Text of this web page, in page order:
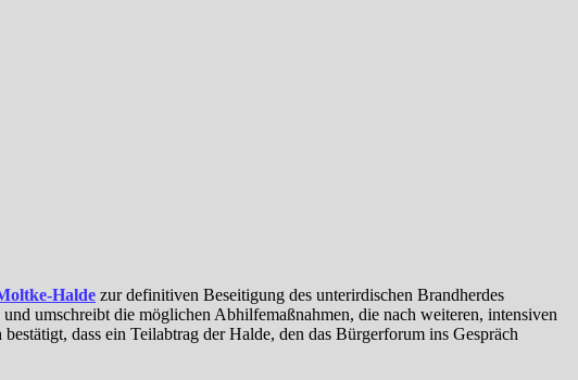
Halde zur definitiven Beseitigung des unterirdischen Brandherdes
umschreibt die möglichen Abhilfemaßnahmen, die nach weiteren, intensiven
dass ein Teilabtrag der Halde, den das Bürgerforum ins Gespräch